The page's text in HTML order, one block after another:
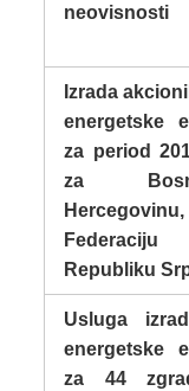
neovisnosti
Izrada
energetske
za period
za
Hercegovinu,
Republiku
Usluga
energetske
za 44